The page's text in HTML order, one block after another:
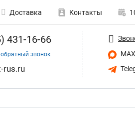
Доставка Контакты
431-16-66
звонок
rus.ru